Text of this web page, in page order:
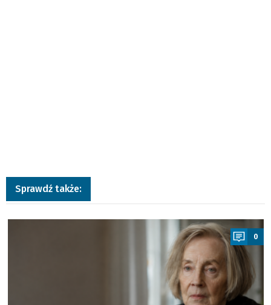
Sprawdź także:
a
0